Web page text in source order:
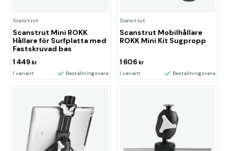
Scanstrut
Scanstrut Mini ROKK
Hållare för Surfplatta med
Fastskruvad bas
1 449 kr
1 variant Beställningsvara
Scanstrut
Scanstrut Mobilhållare
ROKK Mini Kit Sugpropp
1 606 kr
1 variant Beställningsvara